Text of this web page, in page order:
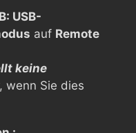
USB-
auf Remote
keine
wenn Sie dies